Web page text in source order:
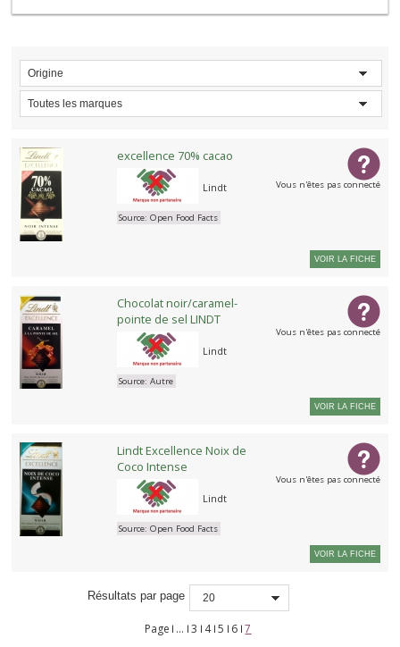
Compare
Origine
Toutes les marques
Résultats par page 20
excellence 70% cacao
Lindt
Source:Open Food Facts
Vous n'êtes pas connecté
VOIR LA FICHE
Chocolat noir/caramel-
pointe de sel LINDT
Lindt
Source:Autre
Vous n'êtes pas connecté
VOIR LA FICHE
Lindt Excellence Noix de
Coco Intense
Lindt
Source:Open Food Facts
Vous n'êtes pas connecté
VOIR LA FICHE
Page … 3 4 5 6 7